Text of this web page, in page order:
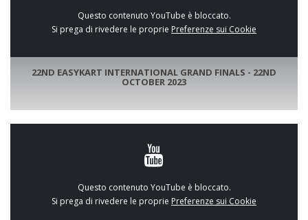
Questo contenuto YouTube è bloccato.
Si prega di rivedere le proprie Preferenze sui Cookie
22ND EASYKART INTERNATIONAL GRAND FINALS - 22ND
OCTOBER 2023
Questo contenuto YouTube è bloccato.
Si prega di rivedere le proprie Preferenze sui Cookie